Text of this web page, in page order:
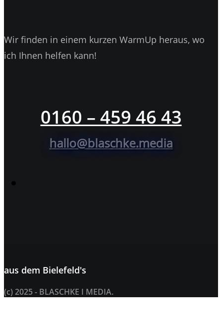
Wir finden in einem kurzen WarmUp heraus, wo
ich Ihnen helfen kann!
0160 – 459 46 43
hallo@blaschke.media
aus dem Bielefeld's
(c) 2025 - BLASCHKE I MEDIA.